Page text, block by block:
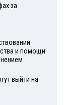
за
и помощи
выйти на